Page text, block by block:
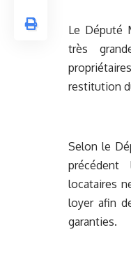
Le Député
très
restitution
Selon le
locataires
loyer afin
garanties.